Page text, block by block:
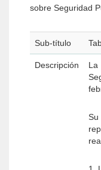
sobre Seguridad
Sub-título
Descripción
La